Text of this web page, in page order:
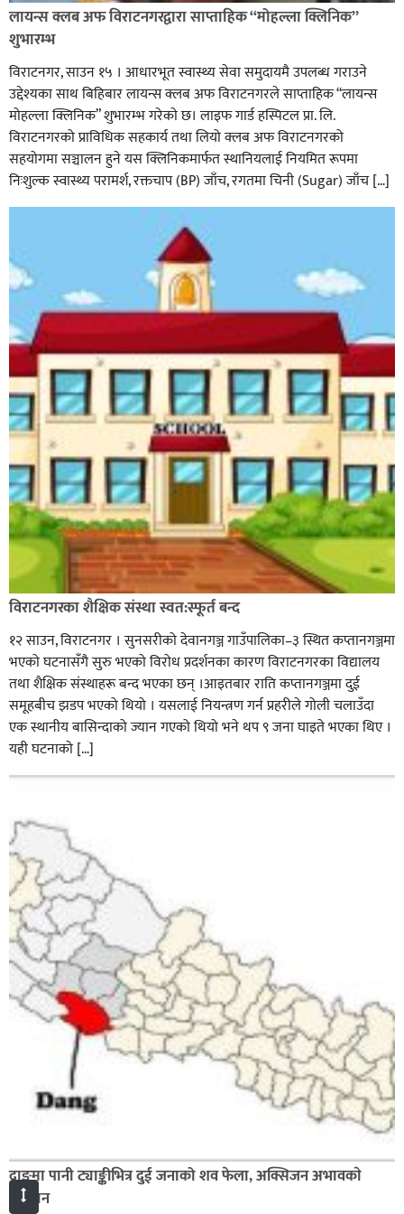
लायन्स क्लब अफ विराटनगरद्वारा साप्ताहिक “मोहल्ला क्लिनिक”
शुभारम्भ
विराटनगर, साउन १५ । आधारभूत स्वास्थ्य सेवा समुदायमै उपलब्ध गराउने
उद्देश्यका साथ बिहिबार लायन्स क्लब अफ विराटनगरले साप्ताहिक “लायन्स
मोहल्ला क्लिनिक” शुभारम्भ गरेकाे छ। लाइफ गार्ड हस्पिटल प्रा. लि.
विराटनगरको प्राविधिक सहकार्य तथा लियो क्लब अफ विराटनगरको
सहयोगमा सञ्चालन हुने यस क्लिनिकमार्फत स्थानियलाई नियमित रूपमा
निःशुल्क स्वास्थ्य परामर्श, रक्तचाप (BP) जाँच, रगतमा चिनी (Sugar) जाँच […]
विराटनगरका शैक्षिक संस्था स्वत:स्फूर्त बन्द
१२ साउन, विराटनगर । सुनसरीको देवानगञ्ज गाउँपालिका–३ स्थित कप्तानगञ्जमा
भएको घटनासँगै सुरु भएको विरोध प्रदर्शनका कारण विराटनगरका विद्यालय
तथा शैक्षिक संस्थाहरू बन्द भएका छन् ।आइतबार राति कप्तानगञ्जमा दुई
समूहबीच झडप भएको थियो । यसलाई नियन्त्रण गर्न प्रहरीले गोली चलाउँदा
एक स्थानीय बासिन्दाको ज्यान गएको थियो भने थप ९ जना घाइते भएका थिए ।
यही घटनाको […]
दाङमा पानी ट्याङ्कीभित्र दुई जनाको शव फेला, अक्सिजन अभावकाे
अनुमान